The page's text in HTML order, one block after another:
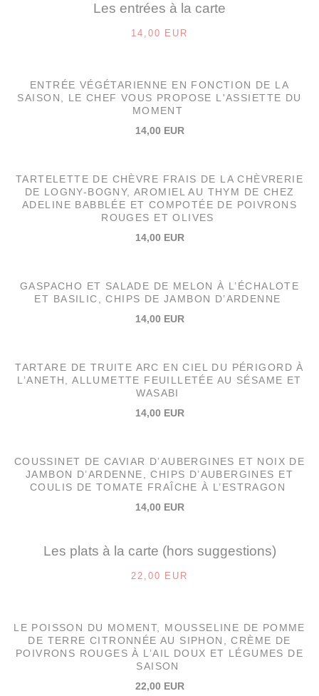
Les entrées à la carte
14,00 EUR
ENTRÉE VÉGÉTARIENNE EN FONCTION DE LA
SAISON, LE CHEF VOUS PROPOSE L'ASSIETTE DU
MOMENT
14,00 EUR
TARTELETTE DE CHÈVRE FRAIS DE LA CHÈVRERIE
DE LOGNY-BOGNY, AROMIEL AU THYM DE CHEZ
ADELINE BABBLÉE ET COMPOTÉE DE POIVRONS
ROUGES ET OLIVES
14,00 EUR
GASPACHO ET SALADE DE MELON À L’ÉCHALOTE
ET BASILIC, CHIPS DE JAMBON D’ARDENNE
14,00 EUR
TARTARE DE TRUITE ARC EN CIEL DU PÉRIGORD À
L’ANETH, ALLUMETTE FEUILLETÉE AU SÉSAME ET
WASABI
14,00 EUR
COUSSINET DE CAVIAR D’AUBERGINES ET NOIX DE
JAMBON D’ARDENNE, CHIPS D’AUBERGINES ET
COULIS DE TOMATE FRAÎCHE À L’ESTRAGON
14,00 EUR
Les plats à la carte (hors suggestions)
22,00 EUR
LE POISSON DU MOMENT, MOUSSELINE DE POMME
DE TERRE CITRONNÉE AU SIPHON, CRÈME DE
POIVRONS ROUGES À L’AIL DOUX ET LÉGUMES DE
SAISON
22,00 EUR